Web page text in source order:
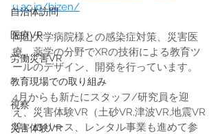
自治体訪問
医療VR
労働災害VR
教育現場での取り組み
視察
災害体験VR
u.ac.jp/bizen/
岡山大学病院様との感染症対策、災害医
療、薬学の分野でXRの技術による教育ツ
ールのデザイン、開発を行っています。
4月からも新たにスタッフ/研究員を迎
え、災害体験VR（土砂VR,津波VR,地震VR
等）のリース、レンタル事業も進めて参